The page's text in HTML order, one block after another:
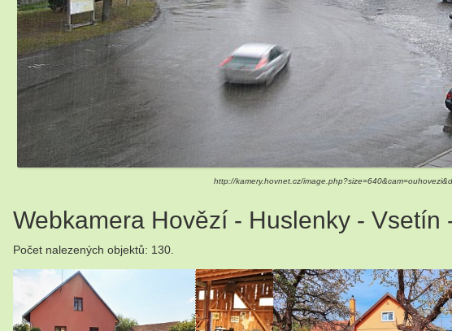
http://kamery.hovnet.cz/ 12
Webkamera Hovězí - Huslenky - Vsetín
Počet nalezených objektů: 130.